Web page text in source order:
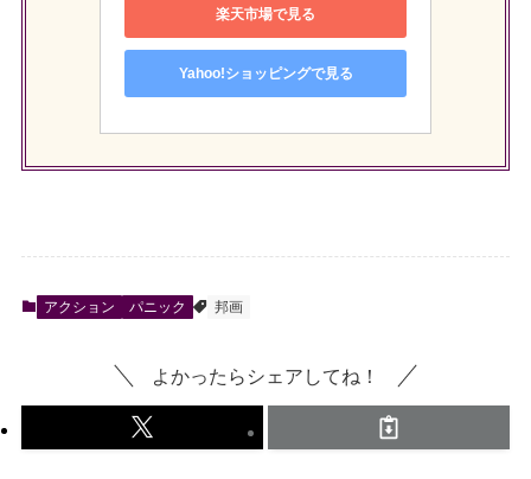
楽天市場で見る
Yahoo!ショッピングで見る
アクション パニック 邦画
よかったらシェアしてね！